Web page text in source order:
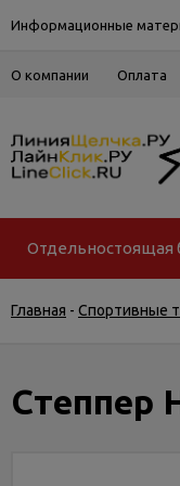
Информационные
О компании Оплата
Отдельностоящая
Главная - Спортивные
Степпер